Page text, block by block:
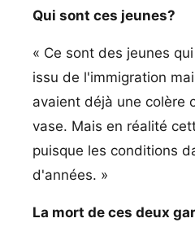
Qui sont ces jeunes?
« Ce sont des jeunes
issu de l'immigration
avaient déjà une colère
vase. Mais en réalité
puisque les conditions
d'années. »
La mort de ces deux